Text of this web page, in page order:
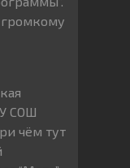
громкому
СОШ
чём тут